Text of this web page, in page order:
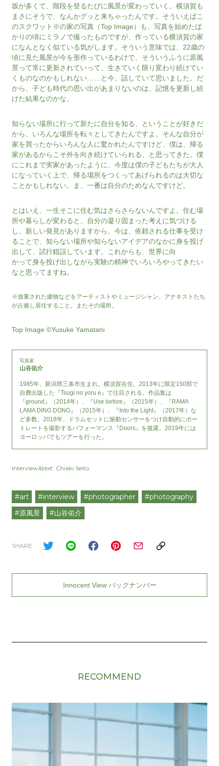
坂が多くて、階段を登るたびに風景が変わっていく。横須賀も
まさにそうで、なんかグッと来ちゃったんです。そういえばこ
のスクワット※の家の写真（Top Image）も、写真を始めたば
かりの頃にミラノで撮ったものですが、作っている横須賀の家
になんとなく似ている気がします。そういう意味では、22歳の
頃に見た風景が今を形作っているわけで、そういうふうに原風
景って常に更新されていって、生きていく限り変わり続けてい
くものなのかもしれない……と今、話していて思いました。だ
から、子ども時代の思い出があまりないのは、記憶を更新し続
けた結果なのかな。
知らない場所に行って新たに自分を知る、ということが好きだ
から、いろんな場所を転々としてきたんですよ。そんな自分が
家を買ったからいろんな人に驚かれたんですけど、僕は、帰る
家があるからこそ外を向き続けていられる、と思ってきた。僕
にこれまで実家があったように、今度は僕の子どもたちが大人
になっていく上で、帰る場所をつくってあげられるのは大切な
ことかもしれない。ま、一番は自分のためなんですけど。
とはいえ、一生そこに住む気はさらさらないんですよ。住む場
所や暮らしが変わると、自分の凝り固まった考えに気づける
し、新しい発見がありますから。今は、依頼される仕事を受け
ることで、知らない場所や知らないアイデアのなかに身を投げ
出して、試行錯誤しています。これからも、世界に向
かって身を投げ出しながら実験の精神でいろいろやってきたい
なと思ってますね。
※放棄された建物などをアーティストやミュージシャン、アナキストたち
が占拠し居住すること。またその場所。
Top Image ©Yusuke Yamatani
写真家
山谷佑介
1985年、新潟県三条市生まれ。横須賀在住。2013年に限定150部で
自費出版した『Tsugi no yoru e』で注目される。作品集は
『ground』（2014年）、『Use before』（2015年）、『RAMA
LAMA DING DONG』（2015年）、『Into the Light』（2017年）な
ど多数。2018年、ドラムセットに振動センサーをつけ自動的にポー
トレートを撮影するパフォーマンス『Doors』を披露。2019年には
ヨーロッパでもツアーを行った。
Interview&text: Chiaki Seito
#art #interview #photographer
#photography
#原風景
#山谷佑介
SHARE
Innocent View バックナンバー
RECOMMEND